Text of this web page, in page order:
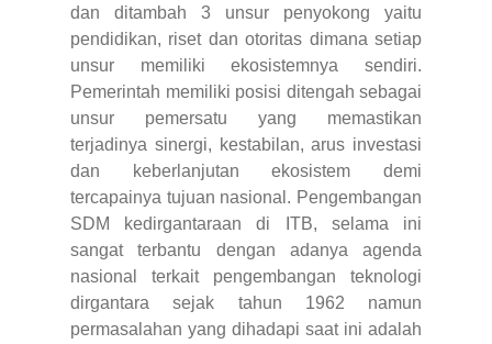
dan ditambah 3 unsur penyokong yaitu
pendidikan, riset dan otoritas dimana setiap
unsur memiliki ekosistemnya sendiri.
Pemerintah memiliki posisi ditengah sebagai
unsur pemersatu yang memastikan
terjadinya sinergi, kestabilan, arus investasi
dan keberlanjutan ekosistem demi
tercapainya tujuan nasional. Pengembangan
SDM kedirgantaraan di ITB, selama ini
sangat terbantu dengan adanya agenda
nasional terkait pengembangan teknologi
dirgantara sejak tahun 1962 namun
permasalahan yang dihadapi saat ini adalah